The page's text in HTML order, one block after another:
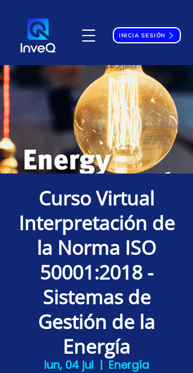
INICIA SESIÓN
Curso Virtual
Interpretación de
la Norma ISO
50001:2018 -
Sistemas de
Gestión de la
Energía
lun, 04 jul
  |
Energía